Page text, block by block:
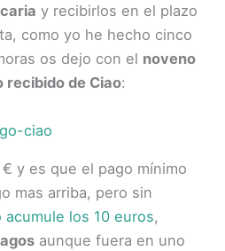
y recibirlos en el plazo
como yo he hecho cinco
os dejo con el noveno
recibido de Ciao:
y es que el pago mínimo
mas arriba, pero sin
acumule los 10 euros,
aunque fuera en uno